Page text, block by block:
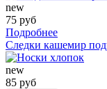
new
75 руб
Подробнее
Следки кашемир
new
85 руб